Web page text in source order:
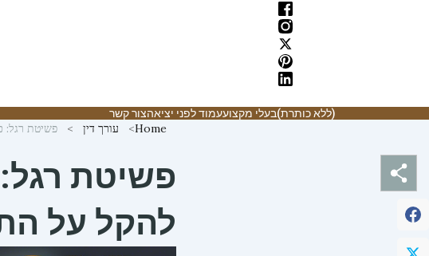
(ללא כותרת)בעלי מקצועעמוד לפני יציאהצור קשר
Home עורך דין פשיטת רגל:
פשיטת רגל:
להקל על